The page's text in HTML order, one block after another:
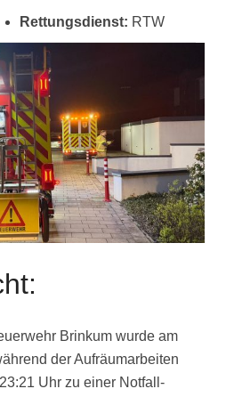
Rettungsdienst: RTW
Brinkum wurde am
der Aufräumarbeiten
Uhr zu einer Notfall-